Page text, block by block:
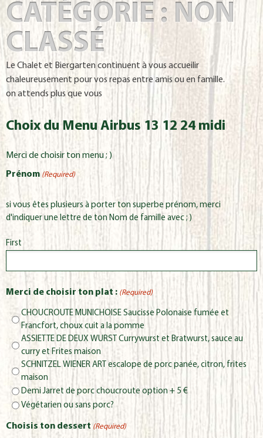
CATÉGORIE : NON
CLASSÉ
Le Chalet et Biergarten continuent à vous accueilir
chaleureusement pour vos repas entre amis ou en famille.
on attends plus que vous
Choix du Menu Airbus 13 12 24 midi
Merci de choisir ton menu ; )
Prénom (Required)
si vous êtes plusieurs à porter ton superbe prénom, merci
d'indiquer une lettre de ton Nom de famille avec ; )
First
Merci de choisir ton plat : (Required)
CHOUCROUTE MUNICHOISE Saucisse Polonaise fumée et
Francfort, choux cuit a la pomme
ASSIETTE DE DEUX WURST Currywurst et Bratwurst, sauce au
curry et Frites maison
SCHNITZEL WIENER ART escalope de porc panée, citron, frites
maison
Demi Jarret de porc choucroute option + 5 €
Végétarien ou sans porc?
Choisis ton dessert (Required)